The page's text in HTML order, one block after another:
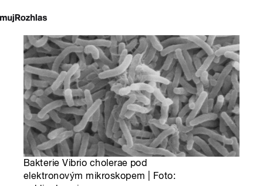
Bakterie Vibrio cholerae pod
elektronovým mikroskopem | Foto: